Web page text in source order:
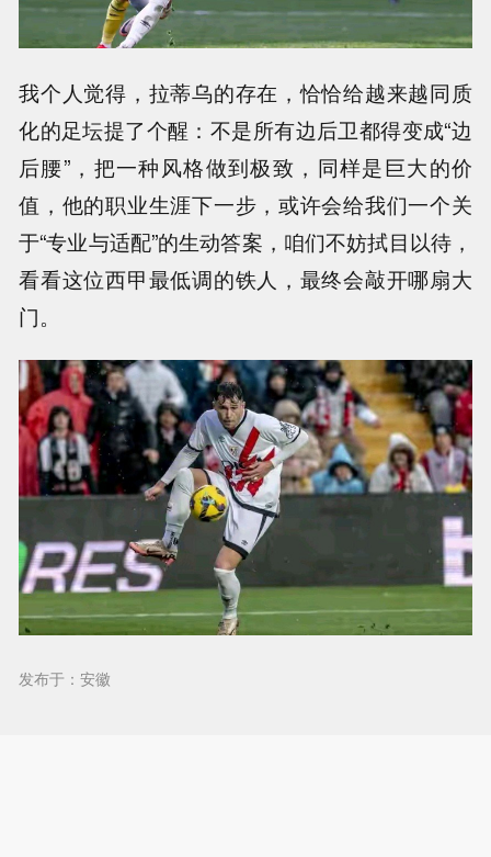
我个人觉得，拉蒂乌的存在，恰恰给越来越同质
化的足坛提了个醒：不是所有边后卫都得变成“边
后腰”，把一种风格做到极致，同样是巨大的价
值，他的职业生涯下一步，或许会给我们一个关
于“专业与适配”的生动答案，咱们不妨拭目以待，
看看这位西甲最低调的铁人，最终会敲开哪扇大
门。
发布于：安徽